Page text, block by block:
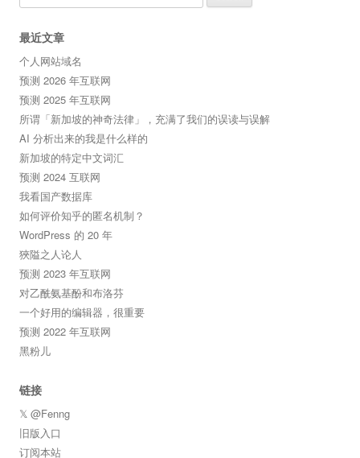
for:
最近文章
个人网站域名
预测 2026 年互联网
预测 2025 年互联网
所谓「新加坡的神奇法律」，充满了我们的误读与误解
AI 分析出来的我是什么样的
新加坡的特定中文词汇
预测 2024 互联网
我看国产数据库
如何评价知乎的匿名机制？
WordPress 的 20 年
狹隘之人论人
预测 2023 年互联网
对乙酰氨基酚和布洛芬
一个好用的编辑器，很重要
预测 2022 年互联网
黑粉儿
链接
𝕏 @Fenng
旧版入口
订阅本站